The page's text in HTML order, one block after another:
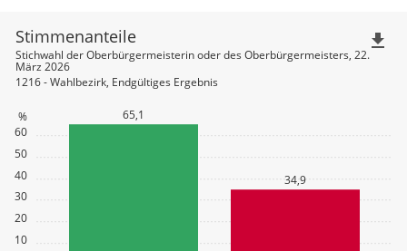
10
20
30
40
50
60
% 65,1
34,9
Stimmenanteile
Stichwahl der Oberbürgermeisterin oder des Oberbürgermeisters, 22.
März 2026
1216 - Wahlbezirk, Endgültiges Ergebnis
file_download